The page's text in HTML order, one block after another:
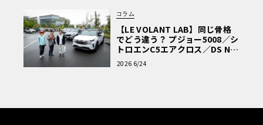
コラム
【LE VOLANT LAB】同じ骨格
でどう違う？ プジョー5008／シ
トロエンC5エアクロス／DS Nº4
読者一気乗りレポート
2026 6/24